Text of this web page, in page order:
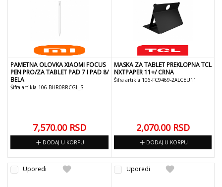
PAMETNA OLOVKA XIAOMI FOCUS
PEN PRO/ZA TABLET PAD 7 I PAD 8/
BELA
Šifra artikla 106-BHR08RCGL_S
7,570.00 RSD
add DODAJ U KORPU
MASKA ZA TABLET PREKLOPNA TCL
NXTPAPER 11+/ CRNA
Šifra artikla 106-FC9469-2ALCEU11
2,070.00 RSD
add DODAJ U KORPU
favorite
Uporedi favorite
Uporedi